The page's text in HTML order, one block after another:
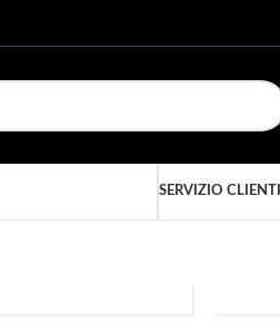
SERVIZIO CLIENTI